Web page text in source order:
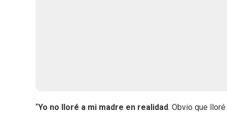
“Yo no lloré a mi madre en realidad. Obvio que